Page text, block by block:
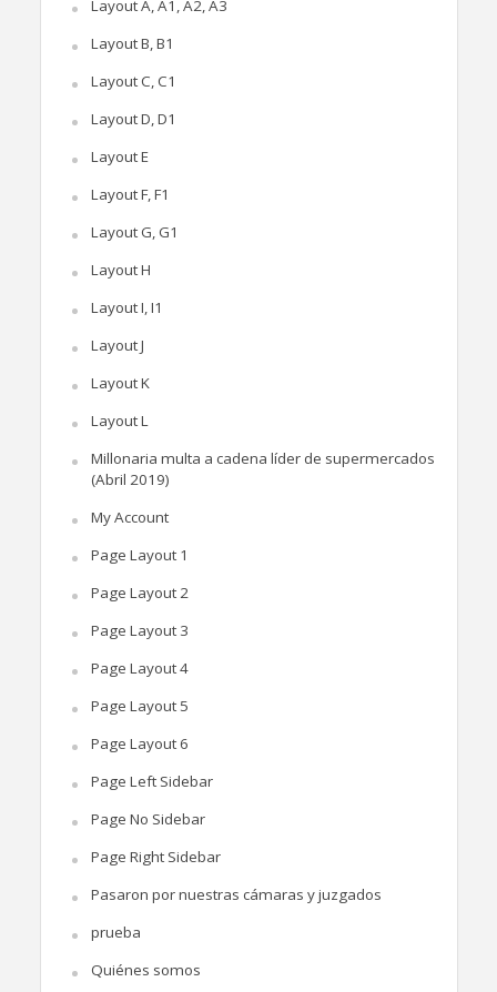
Layout A, A1, A2, A3
Layout B, B1
Layout C, C1
Layout D, D1
Layout E
Layout F, F1
Layout G, G1
Layout H
Layout I, I1
Layout J
Layout K
Layout L
Millonaria multa a cadena líder de supermercados
(Abril 2019)
My Account
Page Layout 1
Page Layout 2
Page Layout 3
Page Layout 4
Page Layout 5
Page Layout 6
Page Left Sidebar
Page No Sidebar
Page Right Sidebar
Pasaron por nuestras cámaras y juzgados
prueba
Quiénes somos